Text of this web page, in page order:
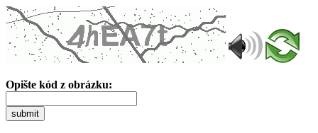
Opište kód z obrázku:
submit